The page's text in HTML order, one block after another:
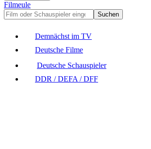
Filmeule
Suchen
Demnächst im TV
Deutsche Filme
Deutsche Schauspieler
DDR / DEFA / DFF